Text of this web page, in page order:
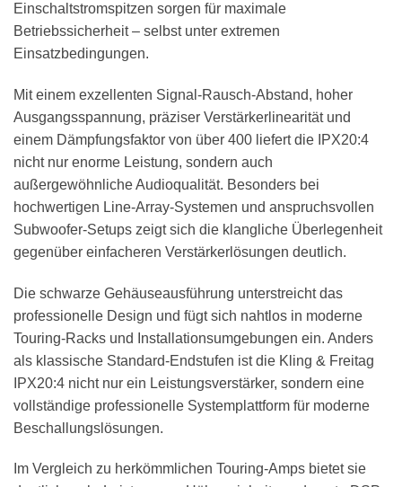
Einschaltstromspitzen sorgen für maximale
Betriebssicherheit – selbst unter extremen
Einsatzbedingungen.
Mit einem exzellenten Signal-Rausch-Abstand, hoher
Ausgangsspannung, präziser Verstärkerlinearität und
einem Dämpfungsfaktor von über 400 liefert die IPX20:4
nicht nur enorme Leistung, sondern auch
außergewöhnliche Audioqualität. Besonders bei
hochwertigen Line-Array-Systemen und anspruchsvollen
Subwoofer-Setups zeigt sich die klangliche Überlegenheit
gegenüber einfacheren Verstärkerlösungen deutlich.
Die schwarze Gehäuseausführung unterstreicht das
professionelle Design und fügt sich nahtlos in moderne
Touring-Racks und Installationsumgebungen ein. Anders
als klassische Standard-Endstufen ist die Kling & Freitag
IPX20:4 nicht nur ein Leistungsverstärker, sondern eine
vollständige professionelle Systemplattform für moderne
Beschallungslösungen.
Im Vergleich zu herkömmlichen Touring-Amps bietet sie